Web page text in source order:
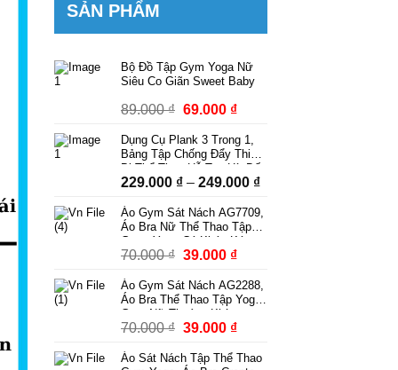
SẢN PHẨM
Bộ Đồ Tập Gym Yoga Nữ
Siêu Co Giãn Sweet Baby
89.000₫ Giá
là:
89.000 ₫.
69.000 ₫Giá
tại
là:
69.000 ₫.
Dụng Cụ Plank 3 Trong 1,
Bảng Tập Chống Đẩy Thiết
Bị Thể Thao Hỗ Trợ Hít Đất
Squat Tập Bụng Có Dây
229.000 ₫ – 249.000 ₫Khoảng
từ
Áo Gym Sát Nách AG7709,
Áo Bra Nữ Thể Thao Tập
Gym, Yoga Có Khóa Kéo
Kèm Mút Ngực Thời Trang
70.000₫ Giá
là:
70.000 ₫.
39.000 ₫Giá
tại
là:
39.000 ₫.
Áo Gym Sát Nách AG2288,
Áo Bra Thể Thao Tập Yoga
Gym Nữ Thoáng Khí
70.000₫ Giá
là:
39.000 ₫Giá
tại
Áo Sát Nách Tập Thể Thao